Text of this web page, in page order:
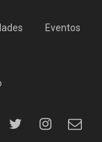
Eventos